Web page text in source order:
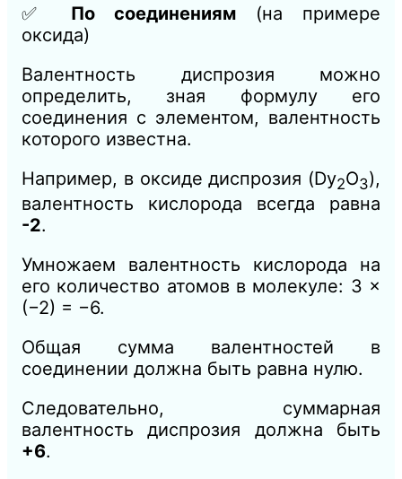
✅ По соединениям (на примере
оксида)
Валентность диспрозия можно
определить, зная формулу его
соединения с элементом, валентность
которого известна.
Например, в оксиде диспрозия (Dy2​O3​),
валентность кислорода всегда равна
-2.
Умножаем валентность кислорода на
его количество атомов в молекуле: 3 ×
(−2) = −6.
Общая сумма валентностей в
соединении должна быть равна нулю.
Следовательно, суммарная
валентность диспрозия должна быть
+6.